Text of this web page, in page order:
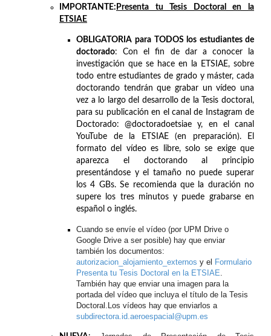
IMPORTANTE: Presenta tu Tesis Doctoral en la
ETSIAE
OBLIGATORIA para TODOS los estudiantes de
doctorado: Con el fin de dar a conocer la
investigación que se hace en la ETSIAE, sobre
todo entre estudiantes de grado y máster, cada
doctorando tendrán que grabar un vídeo una
vez a lo largo del desarrollo de la Tesis doctoral,
para su publicación en el canal de Instagram de
Doctorado: @doctoradoetsiae y, en el canal
YouTube de la ETSIAE (en preparación). El
formato del vídeo es libre, solo se exige que
aparezca el doctorando al principio
presentándose y el tamaño no puede superar
los 4 GBs. Se recomienda que la duración no
supere los tres minutos y puede grabarse en
español o inglés.
Cuando se envíe el vídeo (por UPM Drive o
Google Drive a ser posible) hay que enviar
también los documentos:
autorizacion_alojamiento_ externos y el Formulario
Presenta tu Tesis Doctoral en la ETSIAE.
También hay que enviar una imagen para la
portada del vídeo que incluya el título de la Tesis
Doctoral. Los vídeos hay que enviarlos a
subdirectora.id.aeroespacial@upm.es